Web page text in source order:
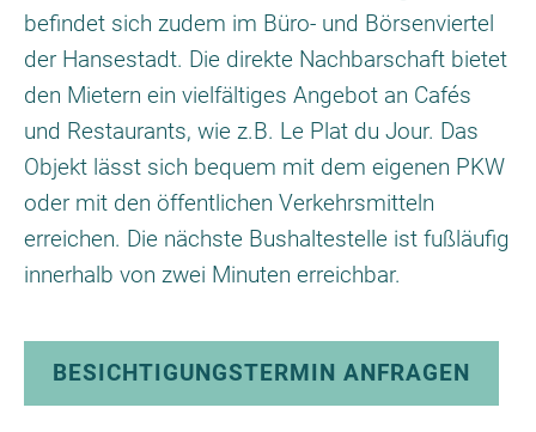
befindet sich zudem im Büro- und Börsenviertel
der Hansestadt. Die direkte Nachbarschaft bietet
den Mietern ein vielfältiges Angebot an Cafés
und Restaurants, wie z.B. Le Plat du Jour. Das
Objekt lässt sich bequem mit dem eigenen PKW
oder mit den öffentlichen Verkehrsmitteln
erreichen. Die nächste Bushaltestelle ist fußläufig
innerhalb von zwei Minuten erreichbar.
BESICHTIGUNGSTERMIN ANFRAGEN